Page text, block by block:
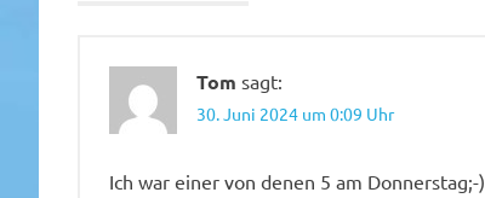
Tom sagt:
30. Juni 2024 um 0:09 Uhr
Ich war einer von denen 5 am Donnerstag;-)